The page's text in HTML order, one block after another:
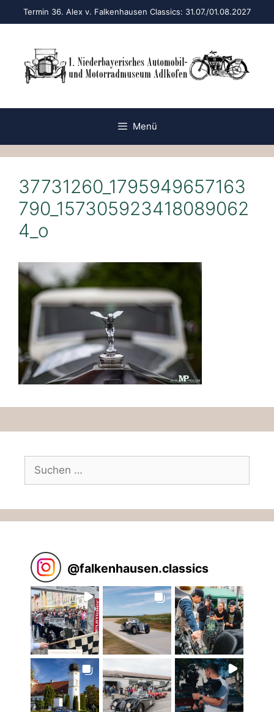
Inhalt
Termin 36. Alex v. Falkenhausen Classics: 31.07./01.08.2027
Menü
37731260_1795949657163
790_157305923418089062
4_o
Suchen
nach:
@falkenhausen.classics